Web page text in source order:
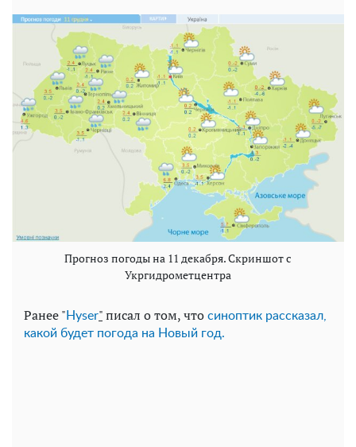
Прогноз погоды на 11 декабря. Скриншот с
Укргидрометцентра
Ранее " Нyser"писал о том, что синоптик рассказал,
какой будет погода на Новый год.